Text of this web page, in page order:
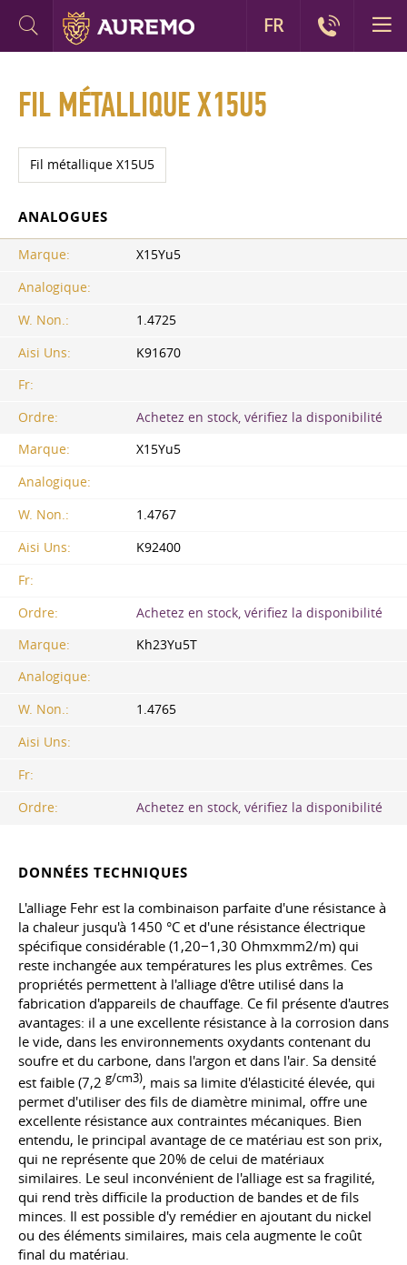
FIL MÉTALLIQUE X15U5
Fil métallique X15U5
ANALOGUES
Marque:
X15Yu5
Analogique:
W. Non.:
1.4725
Aisi Uns:
K91670
Fr:
Ordre:
Achetez en stock, vérifiez la disponibilité
Marque:
X15Yu5
Analogique:
W. Non.:
1.4767
Aisi Uns:
K92400
Fr:
Ordre:
Achetez en stock, vérifiez la disponibilité
Marque:
Kh23Yu5T
Analogique:
W. Non.:
1.4765
Aisi Uns:
Fr:
Ordre:
Achetez en stock, vérifiez la disponibilité
DONNÉES TECHNIQUES
L'alliage Fehr est la combinaison parfaite d'une résistance à
la chaleur jusqu'à 1450 °C et d'une résistance électrique
spécifique considérable (1,20−1,30 Ohmxmm2/m) qui
reste inchangée aux températures les plus extrêmes. Ces
propriétés permettent à l'alliage d'être utilisé dans la
fabrication d'appareils de chauffage. Ce fil présente d'autres
avantages: il a une excellente résistance à la corrosion dans
le vide, dans les environnements oxydants contenant du
soufre et du carbone, dans l'argon et dans l'air. Sa densité
est faible (7,2 g/cm3), mais sa limite d'élasticité élevée, qui
permet d'utiliser des fils de diamètre minimal, offre une
excellente résistance aux contraintes mécaniques. Bien
entendu, le principal avantage de ce matériau est son prix,
qui ne représente que 20% de celui de matériaux
similaires. Le seul inconvénient de l'alliage est sa fragilité,
qui rend très difficile la production de bandes et de fils
minces. Il est possible d'y remédier en ajoutant du nickel
ou des éléments similaires, mais cela augmente le coût
final du matériau.
FR